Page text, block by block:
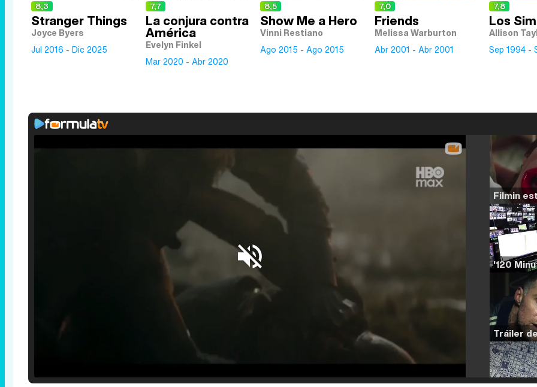
8,3
Stranger Things
Joyce Byers
Jul 2016 - Dic 2025
7,7
La conjura contra
América
Evelyn Finkel
Mar 2020 - Abr 2020
8,5
Show Me a Hero
Vinni Restiano
Ago 2015 - Ago 2015
7,0
Friends
Melissa Warburton
Abr 2001 - Abr 2001
7,8
Los
Allison
Sep 1994 -